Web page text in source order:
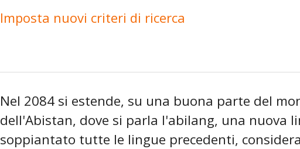
Imposta nuovi criteri di ricerca
Nel 2084 si estende, su una buona parte del
dell'Abistan, dove si parla l'abilang, una nuova
soppiantato tutte le lingue precedenti,